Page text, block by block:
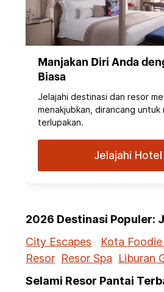
Manjakan Diri Anda
Biasa
Jelajahi destinasi dan resor
menakjubkan, dirancang untuk
terlupakan.
Jelajahi
2026 Destinasi Populer:
City Escapes
Kota
Resor Resor Spa
Liburan
Selami Resor Pantai